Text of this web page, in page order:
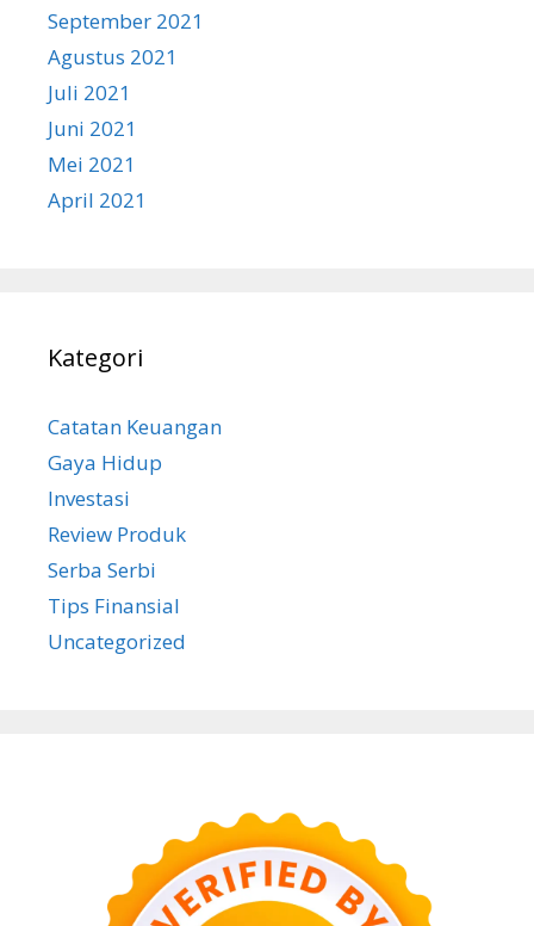
September 2021
Agustus 2021
Juli 2021
Juni 2021
Mei 2021
April 2021
Kategori
Catatan Keuangan
Gaya Hidup
Investasi
Review Produk
Serba Serbi
Tips Finansial
Uncategorized